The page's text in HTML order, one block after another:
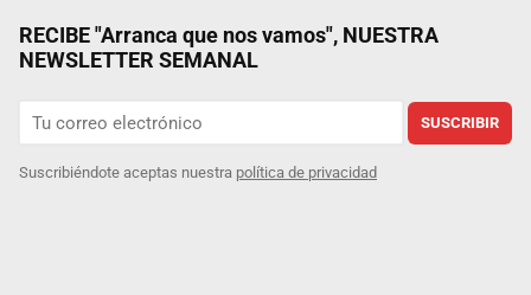
RECIBE "Arranca que nos vamos", NUESTRA
NEWSLETTER SEMANAL
SUSCRIBIR
Suscribiéndote aceptas nuestra política de privacidad